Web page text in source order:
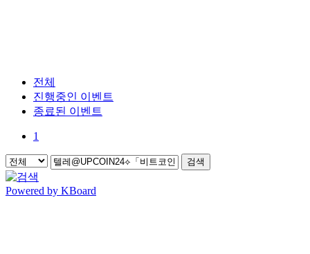
전체
진행중인 이벤트
종료된 이벤트
1
검색
Powered by KBoard